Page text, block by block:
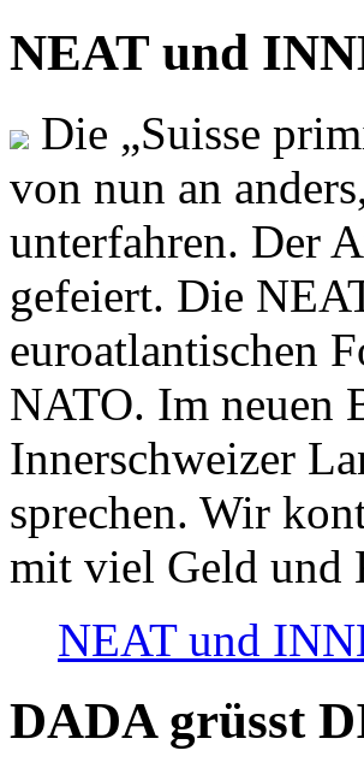
NEAT und
Die „Suisse
von nun an
unterfahren. Der
gefeiert. Die
euroatlantischen
NATO. Im neuen
Innerschweizer
sprechen. Wir
mit viel Geld und
NEAT und
DADA grüsst